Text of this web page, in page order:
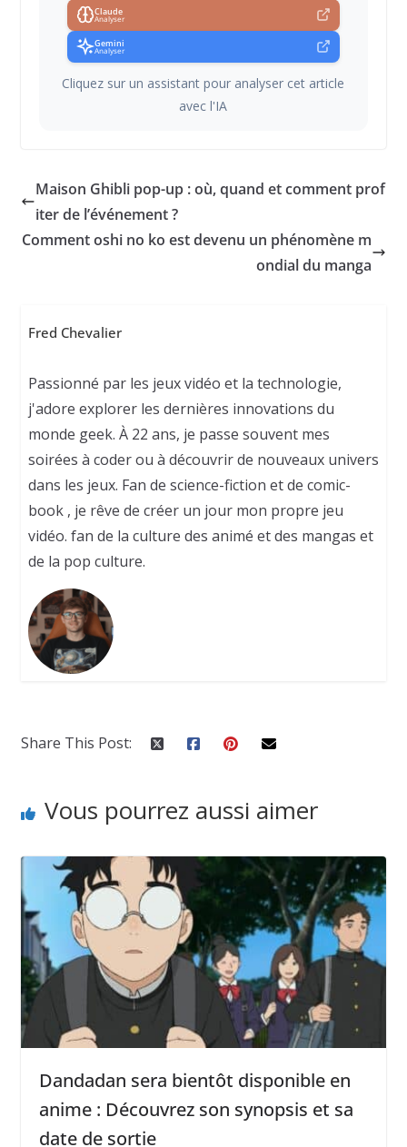
Claude
Analyser
Gemini
Analyser
Cliquez sur un assistant pour analyser cet article
avec l'IA
Maison Ghibli pop-up : où, quand et comment prof
iter de l’événement ?
Comment oshi no ko est devenu un phénomène m
ondial du manga
Fred Chevalier
Passionné par les jeux vidéo et la technologie,
j'adore explorer les dernières innovations du
monde geek. À 22 ans, je passe souvent mes
soirées à coder ou à découvrir de nouveaux univers
dans les jeux. Fan de science-fiction et de comic-
book , je rêve de créer un jour mon propre jeu
vidéo. fan de la culture des animé et des mangas et
de la pop culture.
Share This Post:
Vous pourrez aussi aimer
Dandadan sera bientôt disponible en
anime : Découvrez son synopsis et sa
date de sortie